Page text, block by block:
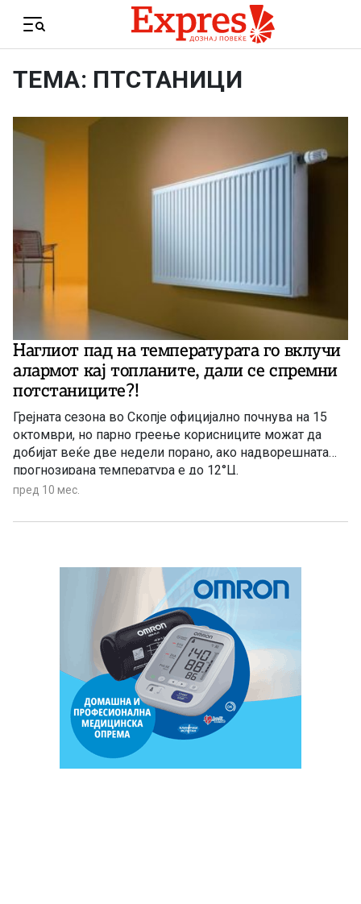
Menu
ТЕМА: ПТСТАНИЦИ
Наглиот пад на температурата го вклучи
алармот кај топланите, дали се спремни
потстаниците?!
Грејната сезона во Скопје официјално почнува на 15
октомври, но парно греење корисниците можат да
добијат веќе две недели порано, ако надворешната
прогнозирана температура е до 12°Ц.
пред 10 мес.